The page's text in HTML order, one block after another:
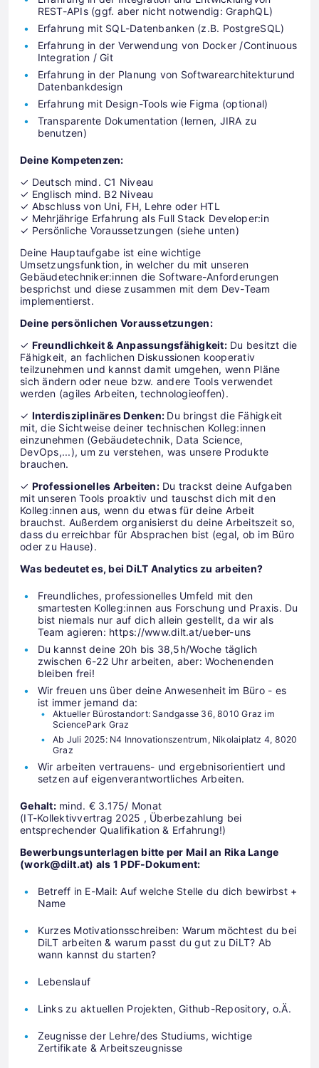
REST-APIs (ggf. aber nicht notwendig: GraphQL)
Erfahrung mit SQL-Datenbanken (z.B. PostgreSQL)
Erfahrung in der Verwendung von Docker /Continuous
Integration / Git
Erfahrung in der Planung von Softwarearchitekturund
Datenbankdesign
Erfahrung mit Design-Tools wie Figma (optional)
Transparente Dokumentation (lernen, JIRA zu
benutzen)
Deine Kompetenzen:
✓ Deutsch mind. C1 Niveau
✓ Englisch mind. B2 Niveau
✓ Abschluss von Uni, FH, Lehre oder HTL
✓ Mehrjährige Erfahrung als Full Stack Developer:in
✓ Persönliche Voraussetzungen (siehe unten)
Deine Hauptaufgabe ist eine wichtige
Umsetzungsfunktion, in welcher du mit unseren
Gebäudetechniker:innen die Software-Anforderungen
besprichst und diese zusammen mit dem Dev-Team
implementierst.
Deine persönlichen Voraussetzungen:
✓ Freundlichkeit & Anpassungsfähigkeit:Du besitzt die
Fähigkeit, an fachlichen Diskussionen kooperativ
teilzunehmen und kannst damit umgehen, wenn Pläne
sich ändern oder neue bzw. andere Tools verwendet
werden (agiles Arbeiten, technologieoffen).
✓ Interdisziplinäres Denken: Du bringst die Fähigkeit
mit, die Sichtweise deiner technischen Kolleg:innen
einzunehmen (Gebäudetechnik, Data Science,
DevOps,...), um zu verstehen, was unsere Produkte
brauchen.
✓ Professionelles Arbeiten:Du trackst deine Aufgaben
mit unseren Tools proaktiv und tauschst dich mit den
Kolleg:innen aus, wenn du etwas für deine Arbeit
brauchst. Außerdem organisierst du deine Arbeitszeit so,
dass du erreichbar für Absprachen bist (egal, ob im Büro
oder zu Hause).
Was bedeutet es, bei DiLT Analytics zu arbeiten?
Freundliches, professionelles Umfeld mit den
smartesten Kolleg:innen aus Forschung und Praxis. Du
bist niemals nur auf dich allein gestellt, da wir als
Team agieren: https://www.dilt.at/ueber-uns
Du kannst deine 20h bis 38,5h/Woche täglich
zwischen 6-22 Uhr arbeiten, aber: Wochenenden
bleiben frei!
Wir freuen uns über deine Anwesenheit im Büro - es
ist immer jemand da:
Aktueller Bürostandort: Sandgasse 36, 8010 Graz im
SciencePark Graz
Ab Juli 2025: N4 Innovationszentrum, Nikolaiplatz 4, 8020
Graz
Wir arbeiten vertrauens- und ergebnisorientiert und
setzen auf eigenverantwortliches Arbeiten.
Gehalt:mind. € 3.175/ Monat
(IT-Kollektivvertrag 2025 , Überbezahlung bei
entsprechender Qualifikation & Erfahrung!)
Bewerbungsunterlagen bitte per Mail an Rika Lange
(work@dilt.at) als 1 PDF-Dokument:
Betreff in E-Mail: Auf welche Stelle du dich bewirbst +
Name
Kurzes Motivationsschreiben: Warum möchtest du bei
DiLT arbeiten & warum passt du gut zu DiLT? Ab
wann kannst du starten?
Lebenslauf
Links zu aktuellen Projekten, Github-Repository, o.Ä.
Zeugnisse der Lehre/des Studiums, wichtige
Zertifikate & Arbeitszeugnisse